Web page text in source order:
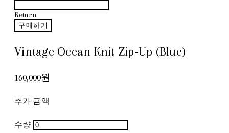
Return
구매하기
Vintage Ocean Knit Zip-Up (Blue)
160,000원
추가 금액
수량